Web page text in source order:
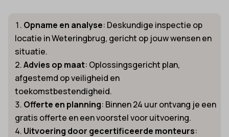
Opname en analyse: Deskundige inspectie op
locatie in Weteringbrug, gericht op jouw wensen en
situatie.
Advies op maat: Oplossingsgericht plan,
afgestemd op veiligheid en
toekomstbestendigheid.
Offerte en planning: Binnen 24 uur ontvang je een
gratis offerte en een voorstel voor uitvoering.
Uitvoering door gecertificeerde monteurs: